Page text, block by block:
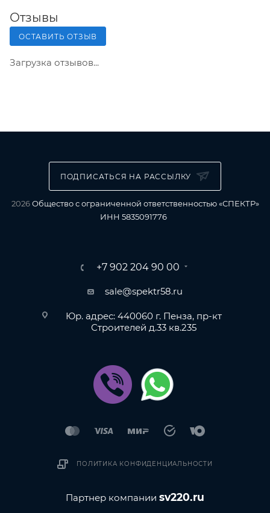
Отзывы
ОСТАВИТЬ ОТЗЫВ
Загрузка отзывов...
ПОДПИСАТЬСЯ НА РАССЫЛКУ
2026Общество с ограниченной ответственностью «СПЕКТР»
ИНН 5835091776
+7 902 204 90 00
sale@spektr58.ru
Юр. адрес: 440060 г. Пенза, пр-кт
Строителей д.33 кв.235
ПОЛИТИКА КОНФИДЕНЦИАЛЬНОСТИ
Партнер компании sv220.ru